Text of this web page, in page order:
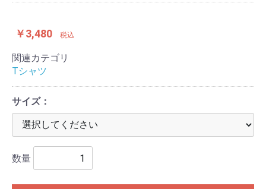
￥3,480 税込
関連カテゴリ
Tシャツ
サイズ：
数量